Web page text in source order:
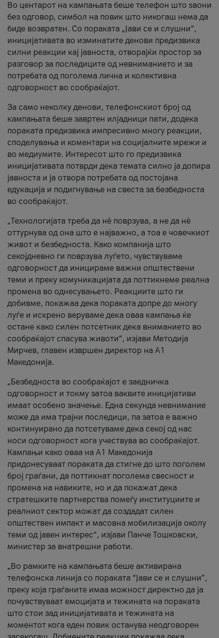
Во центарот на кампањата беше телефон што ѕвони
без одговор, симбол на повик што никогаш нема да
биде возвратен. Со пораката „Јави се и слушни“,
иницијативата во изминатите денови предизвика
силни реакции кај јавноста, отворајќи простор за
разговор за последиците од невниманието и за
потребата од поголема лична и колективна
одговорност во сообраќајот.
За само неколку денови, телефонскиот број од
кампањата беше завртен илјадници пати, додека
пораката предизвика импресивно многу реакции,
споделувања и коментари на социјалните мрежи и
во медиумите. Интересот што го предизвика
иницијативата потврди дека темата силно ја допира
јавноста и ја отвора потребата од постојана
едукација и подигнување на свеста за безбедноста
во сообраќајот.
„Технологијата треба да нè поврзува, а не да нè
оттурнува од она што е најважно, а тоа е човечкиот
живот и безбедноста. Како компанија што
секојдневно ги поврзува луѓето, чувствуваме
одговорност да иницираме важни општествени
теми и преку комуникацијата да поттикнеме реална
промена во однесувањето. Реакциите што ги
добивме, покажаа дека пораката допре до многу
луѓе и искрено веруваме дека оваа кампања ќе
остане како силен потсетник дека вниманието во
сообраќајот спасува животи“, изјави Методија
Мирчев, главен извршен директор на А1
Македонија.
„Безбедноста во сообраќајот е заедничка
одговорност и токму затоа ваквите иницијативи
имаат особено значење. Една секунда невнимание
може да има трајни последици, па затоа е важно
континуирано да потсетуваме дека секој од нас
носи одговорност кога учествува во сообраќајот.
Кампањи како оваа на A1 Македонија
придонесуваат пораката да стигне до што поголем
број граѓани, да поттикнат поголема свесност и
промена на навиките, но и да покажат дека
стратешките партнерства помеѓу институциите и
реалниот сектор можат да создадат силен
општествен импакт и масовна мобилизација околу
теми од јавен интерес“, изјави Панче Тошковски,
министер за внатрешни работи.
„Во рамките на кампањата беше активирана
телефонска линија со пораката “Јави се и слушни”,
преку која граѓаните имаа можност директно да ја
почувствуваат емоцијата и тежината на пораката
што стои зад иницијативата и тежината на
моментот кога еден повик останува неодговорен